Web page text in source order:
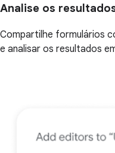
Analise os
Compartilhe formulários
e analisar os resultados